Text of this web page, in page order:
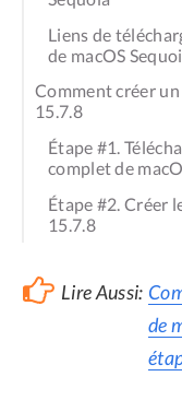
Liens de
de macOS
Comment créer
15.7.8
Étape #1.
complet de
Étape #2. Créer
15.7.8
Lire Aussi:
de